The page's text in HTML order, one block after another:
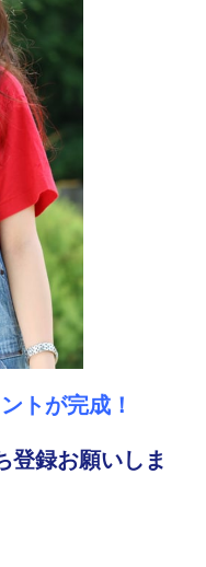
トが完成！
登録お願いしま